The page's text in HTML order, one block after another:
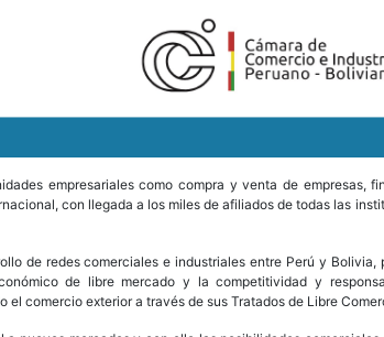
empresariales como compra y venta de empresas,
con llegada a los miles de afiliados de todas las
de redes comerciales e industriales entre Perú y
de libre mercado y la competitividad y
comercio exterior a través de sus Tratados de Libre